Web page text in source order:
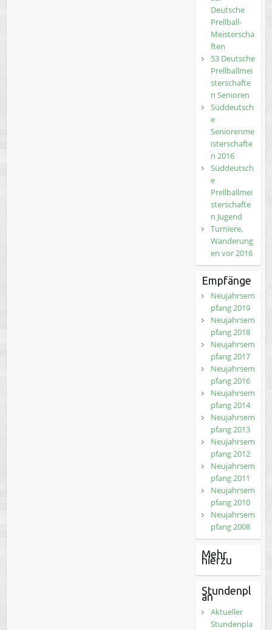
Deutsche
Prellball-
Meisterscha
ften
53 Deutsche
Prellballmei
sterschafte
n Senioren
Süddeutsch
e
Seniorenme
isterschafte
n 2016
Süddeutsch
e
Prellballmei
sterschafte
n Jugend
Turniere,
Wanderung
en vor 2016
Empfänge
Neujahrsem
pfang 2019
Neujahrsem
pfang 2018
Neujahrsem
pfang 2017
Neujahrsem
pfang 2016
Neujahrsem
pfang 2014
Neujahrsem
pfang 2013
Neujahrsem
pfang 2012
Neujahrsem
pfang 2011
Neujahrsem
pfang 2010
Neujahrsem
pfang 2008
Mehr
hierzu
Stundenpl
an
Aktueller
Stundenpla